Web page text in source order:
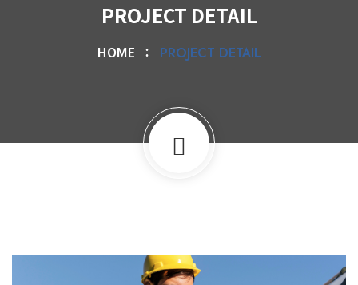
PROJECT DETAIL
HOME PROJECT DETAIL